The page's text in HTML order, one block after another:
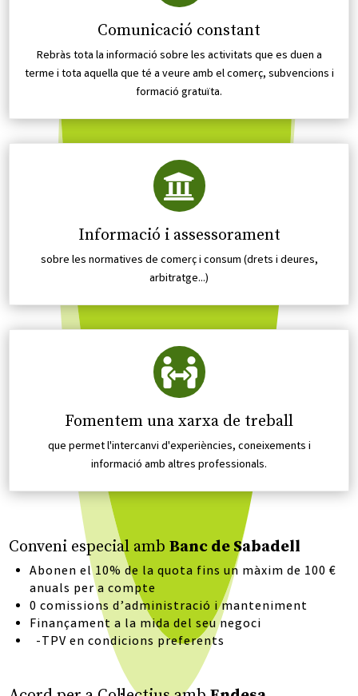
Comunicació constant
Rebràs tota la informació sobre les activitats que es duen a
terme i tota aquella que té a veure amb el comerç, subvencions i
formació gratuïta.

Informació i assessorament
sobre les normatives de comerç i consum (drets i deures,
arbitratge...)

Fomentem una xarxa de treball
que permet l'intercanvi d'experiències, coneixements i
informació amb altres professionals.
Conveni especial ambBanc de Sabadell
Abonen el 10% de la quota fins un màxim de 100 €
anuals per a compte
0 comissions d’administració i manteniment
Finançament a la mida del seu negoci
-TPV en condicions preferents